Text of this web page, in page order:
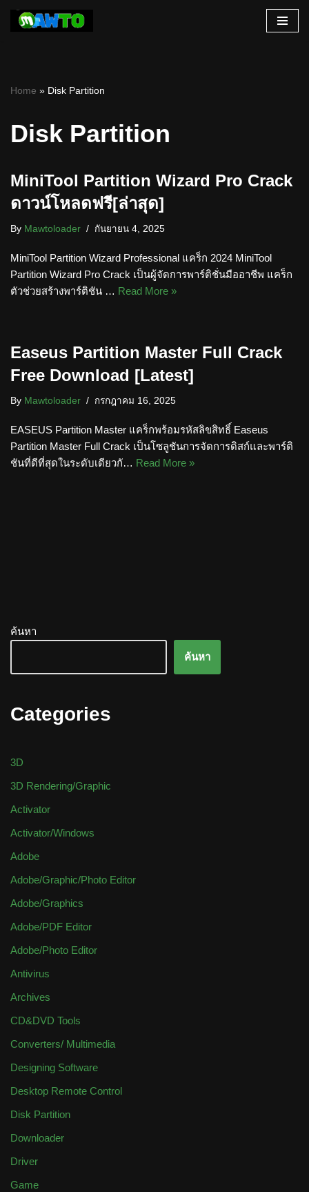
Home » Disk Partition
Disk Partition
MiniTool Partition Wizard Pro Crack
ดาวน์โหลดฟรี[ล่าสุด]
By Mawtoloader กันยายน 4, 2025
MiniTool Partition Wizard Professional แคร็ก 2024 MiniTool
Partition Wizard Pro Crack เป็นผู้จัดการพาร์ติชั่นมืออาชีพ แคร็ก
ตัวช่วยสร้างพาร์ติชัน … Read More »
Easeus Partition Master Full Crack
Free Download [Latest]
By Mawtoloader กรกฎาคม 16, 2025
EASEUS Partition Master แคร็กพร้อมรหัสลิขสิทธิ์ Easeus
Partition Master Full Crack เป็นโซลูชันการจัดการดิสก์และพาร์ติ
ชันที่ดีที่สุดในระดับเดียวกั… Read More »
ค้นหา
ค้นหา
Categories
3D
3D Rendering/Graphic
Activator
Activator/Windows
Adobe
Adobe/Graphic/Photo Editor
Adobe/Graphics
Adobe/PDF Editor
Adobe/Photo Editor
Antivirus
Archives
CD&DVD Tools
Converters/ Multimedia
Designing Software
Desktop Remote Control
Disk Partition
Downloader
Driver
Game